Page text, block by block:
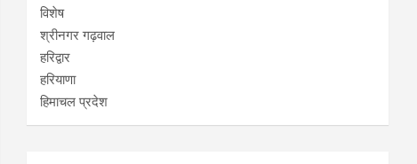
विशेष
श्रीनगर गढ़वाल
हरिद्वार
हरियाणा
हिमाचल प्रदेश